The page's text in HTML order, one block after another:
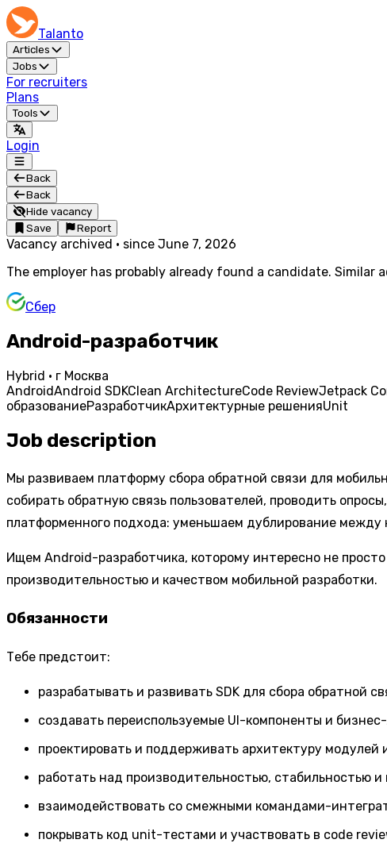
Talanto
Articles
Jobs
For recruiters
Plans
Tools
Login
Back
Back
Hide vacancy
Save
Report
Vacancy archived · since June 7, 2026
The employer has probably already found a candidate. Similar
Сбер
Android-разработчик
Hybrid · г Москва
AndroidAndroid SDKClean ArchitectureCode ReviewJetpack
образованиеРазработчикАрхитектурные решенияUnit
Job description
Мы развиваем платформу сбора обратной связи для
собирать обратную связь пользователей, проводить
платформенного подхода: уменьшаем дублирование между
Ищем Android-разработчика, которому интересно не
производительностью и качеством мобильной разработки.
Обязанности
Тебе предстоит:
разрабатывать и развивать SDK для сбора обратной
создавать переиспользуемые UI-компоненты и
проектировать и поддерживать архитектуру модулей
работать над производительностью, стабильностью и
взаимодействовать со смежными командами-
покрывать код unit-тестами и участвовать в code